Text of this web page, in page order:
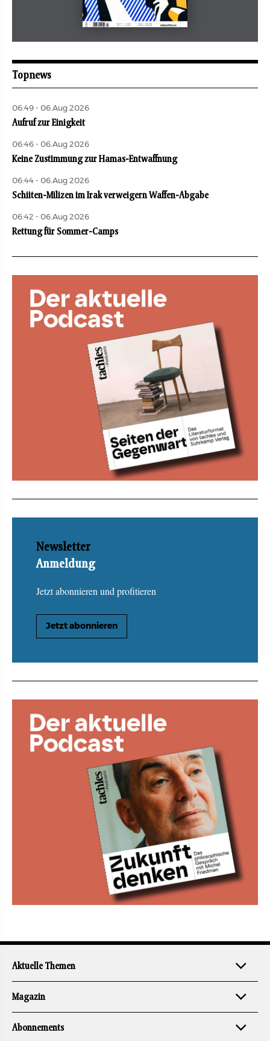
aufbau
Topnews
06:49 - 06.Aug 2026
Aufruf zur Einigkeit
06:46 - 06.Aug 2026
Keine Zustimmung zur Hamas-Entwaffnung
06:44 - 06.Aug 2026
Schiiten-Milizen im Irak verweigern Waffen-Abgabe
06:42 - 06.Aug 2026
Rettung für Sommer-Camps
Newsletter
Anmeldung
Jetzt abonnieren und profitieren
Jetzt abonnieren
Aktuelle Themen
Magazin
Abonnements